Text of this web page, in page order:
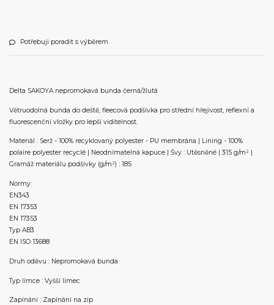
Potřebuji poradit s výběrem
Delta SAKOYA nepromokavá bunda černá/žlutá
Větruodolná bunda do deště, fleecová podšívka pro střední hřejivost, reflexní a
fluorescenční vložky pro lepší viditelnost.
Materiál : Serž - 100% recyklovaný polyester - PU membrána | Lining - 100%
polaire polyester recyclé | Neodnímatelná kapuce | Švy : Utěsněné | 315 g/m² |
Gramáž materiálu podšívky (g/m²) : 185
Normy:
EN343
EN 17353
EN 17353
Typ AB3
EN ISO 13688
Druh oděvu : Nepromokavá bunda
Typ límce : Vyšší límec
Zapínání : Zapínání na zip